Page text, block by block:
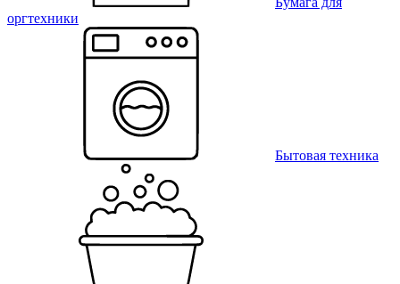
оргтехники
Бытовая техника